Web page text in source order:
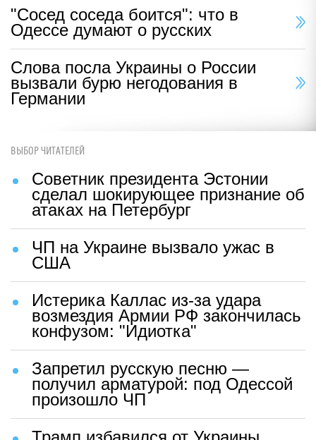
"Сосед соседа боится": что в
Одессе думают о русских
Слова посла Украины о России
вызвали бурю негодования в
Германии
ВЫБОР ЧИТАТЕЛЕЙ
Советник президента Эстонии
сделал шокирующее признание об
атаках на Петербург
ЧП на Украине вызвало ужас в
США
Истерика Каллас из-за удара
возмездия Армии РФ закончилась
конфузом: "Идиотка"
Запретил русскую песню —
получил арматурой: под Одессой
произошло ЧП